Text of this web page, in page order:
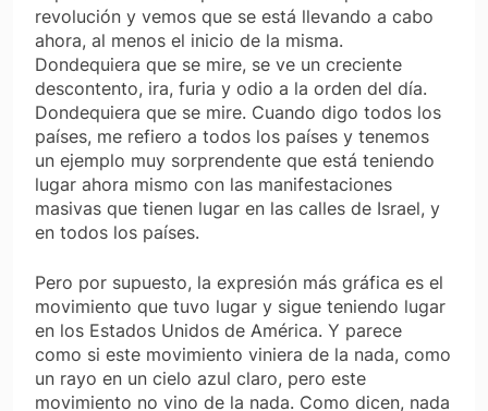
revolución y vemos que se está llevando a cabo
ahora, al menos el inicio de la misma.
Dondequiera que se mire, se ve un creciente
descontento, ira, furia y odio a la orden del día.
Dondequiera que se mire. Cuando digo todos los
países, me refiero a todos los países y tenemos
un ejemplo muy sorprendente que está teniendo
lugar ahora mismo con las manifestaciones
masivas que tienen lugar en las calles de Israel, y
en todos los países.
Pero por supuesto, la expresión más gráfica es el
movimiento que tuvo lugar y sigue teniendo lugar
en los Estados Unidos de América. Y parece
como si este movimiento viniera de la nada, como
un rayo en un cielo azul claro, pero este
movimiento no vino de la nada. Como dicen, nada